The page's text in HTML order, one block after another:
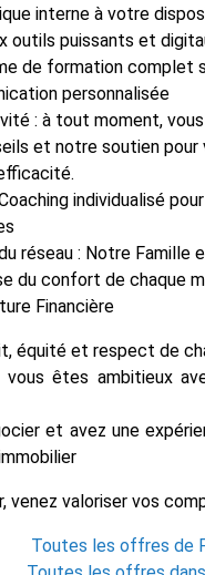
interne à votre
outils puissants et
de formation complet
personnalisée
: à tout moment,
et notre soutien pour
individualisé
réseau : Notre Famille
du confort de chaque
Financière
équité et respect de
êtes ambitieux
et avez une
venez valoriser vos
Toutes les offres de